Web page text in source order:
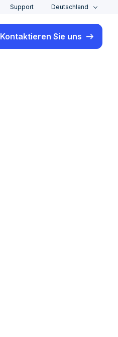
Support Deutschland
Kontaktieren Sie uns